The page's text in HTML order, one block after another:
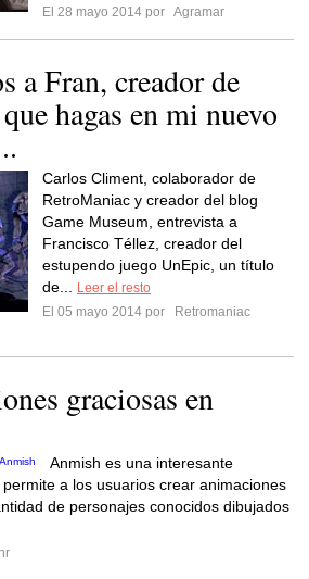
El 28 mayo 2014 por Agramar
a Fran, creador de
hagas en mi nuevo
Carlos Climent, colaborador de
RetroManiac y creador del blog
Game Museum, entrevista a
Francisco Téllez, creador del
estupendo juego UnEpic, un título
de...
Leer el resto
El 05 mayo 2014 por
Retromaniac
graciosas en
Anmish es una interesante
a los usuarios crear animaciones
de personajes conocidos dibujados